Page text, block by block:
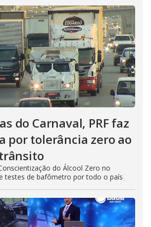
do Carnaval, PRF faz
por tolerância zero ao
do Álcool Zero no
testes de bafômetro por todo o país